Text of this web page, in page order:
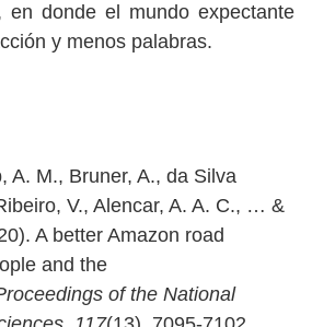
en donde el mundo expectante
y menos palabras.
A. M., Bruner, A., da Silva
V., Alencar, A. A. C., … &
A better Amazon road
and the
of the National